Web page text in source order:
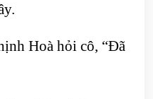
Hoà hỏi cô, “Đã